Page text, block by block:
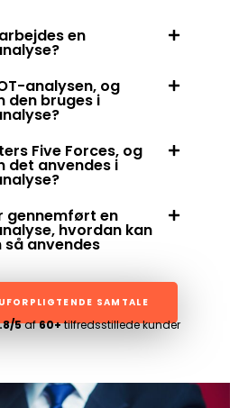
en
analysen, og
den bruges i
Five Forces, og
det anvendes i
gennemført en
hvordan kan
så anvendes
SAMTALE
5af60+tilfredsstillede kunder